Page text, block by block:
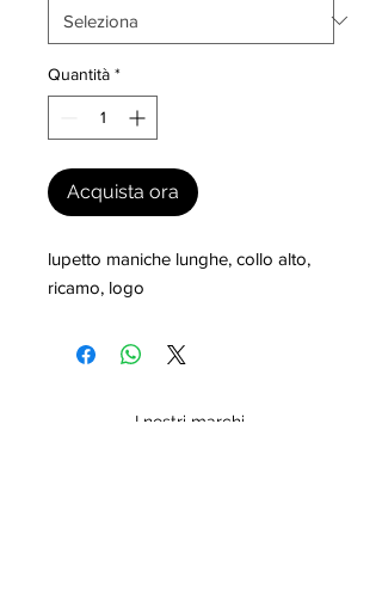
Quantità *
Acquista ora
lupetto maniche lunghe, collo alto,
ricamo, logo
I nostri marchi